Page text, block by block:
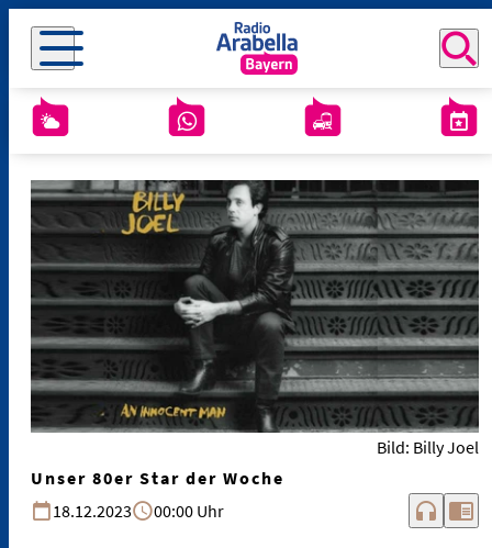
Bild: Billy Joel
Unser 80er Star der Woche
18.12.2023
00:00 Uhr headphones chrome_reader_mode